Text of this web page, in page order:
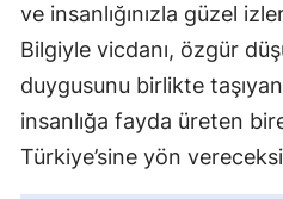
ve insanlığınızla güzel
Bilgiyle vicdanı, özgür
duygusunu birlikte
insanlığa fayda üreten
Türkiye’sine yön